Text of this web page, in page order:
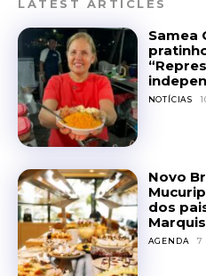
LATEST ARTICLES
Samea
NOTÍCIAS
Novo
dos
AGENDA 7